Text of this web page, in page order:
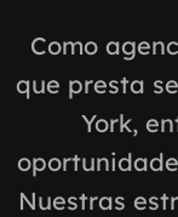
Como
que presta
York,
Nuestras